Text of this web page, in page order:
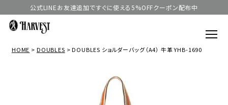
公式LINEお友達追加ですぐに使える5%OFFクーポン配布中
HOME DOUBLES DOUBLES ショルダーバッグ（A4） 牛革 YHB-1690